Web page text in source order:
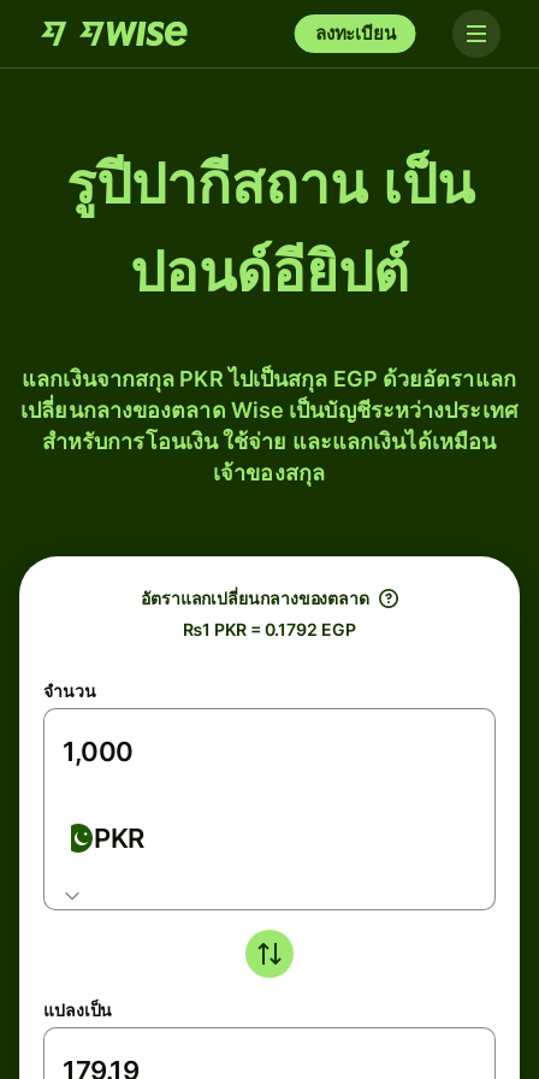
ลงทะเบียน
รูปีปากีสถาน เป็น
ปอนด์อียิปต์
แลกเงินจากสกุล PKR ไปเป็นสกุล EGP ด้วยอัตราแลก
เปลี่ยนกลางของตลาด Wise เป็นบัญชีระหว่างประเทศ
สำหรับการโอนเงิน ใช้จ่าย และแลกเงินได้เหมือน
เจ้าของสกุล
อัตราแลกเปลี่ยนกลางของตลาด
₨1 PKR = 0.1792 EGP
จำนวน
PKR
แปลงเป็น